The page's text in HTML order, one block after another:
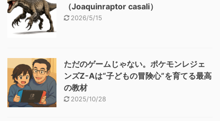
（Joaquinraptor casali）
2026/5/15
ただのゲームじゃない。ポケモンレジェ
ンズZ-Aは“子どもの冒険心”を育てる最高
の教材
2025/10/28